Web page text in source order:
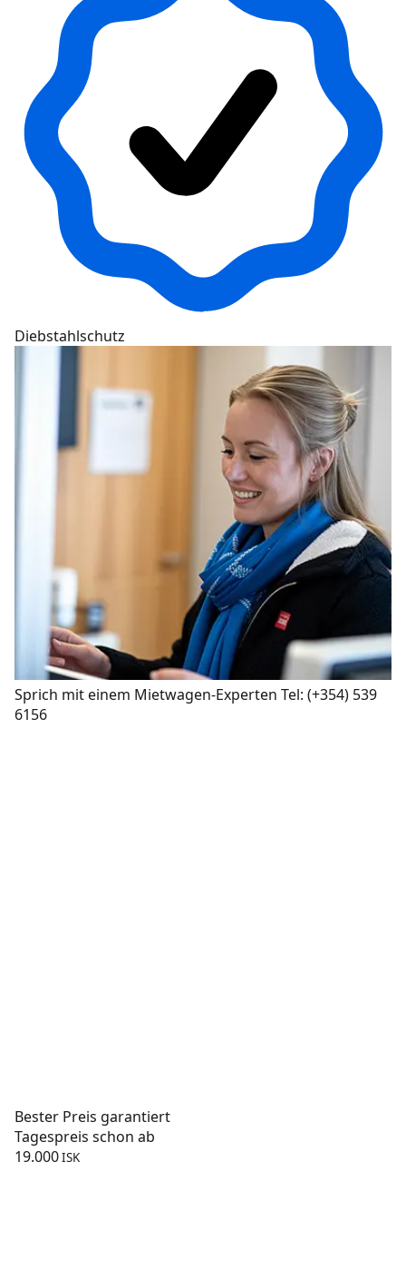
Diebstahlschutz
Sprich mit einem Mietwagen-Experten Tel: (+354) 539
6156
Bester Preis garantiert
Tagespreis schon ab
19.000ISK